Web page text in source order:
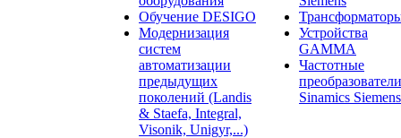
Обучение DESIGO
Модернизация
систем
автоматизации
предыдущих
поколений (Landis
& Staefa, Integral,
Visonik, Unigyr,...)
Устройства
GAMMA
Частотные
преобразователи
Sinamics Siemens